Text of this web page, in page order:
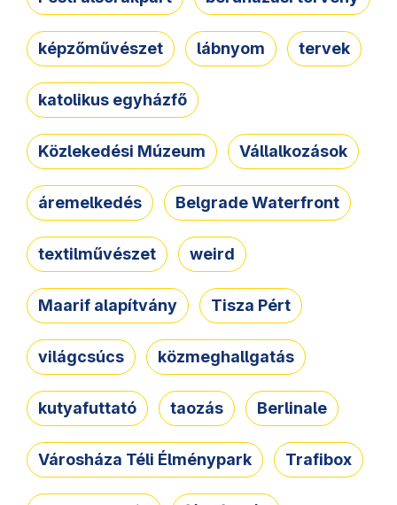
képzőművészet lábnyom tervek
katolikus egyházfő
Közlekedési Múzeum Vállalkozások
áremelkedés Belgrade Waterfront
textilművészet weird
Maarif alapítvány Tisza Pért
világcsúcs közmeghallgatás
kutyafuttató taozás Berlinale
Városháza Téli Élménypark Trafibox